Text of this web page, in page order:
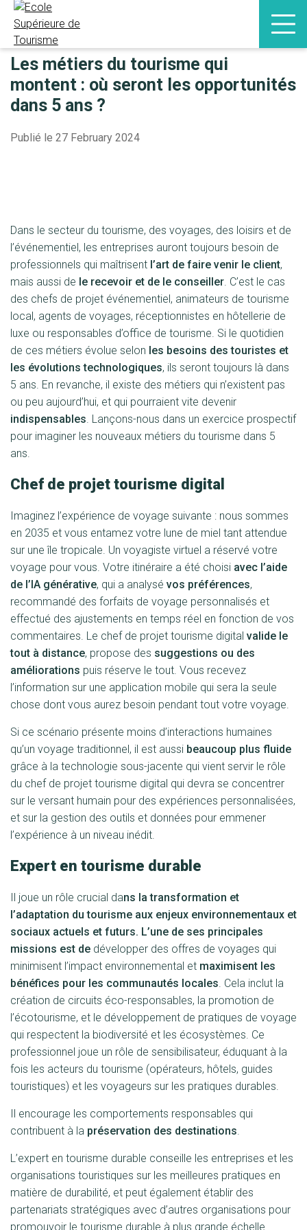
Revenir aux actualités
Les métiers du tourisme qui
montent : où seront les opportunités
dans 5 ans ?
Publié le 27 February 2024
Dans le secteur du tourisme, des voyages, des loisirs et de
l’événementiel, les entreprises auront toujours besoin de
professionnels qui maîtrisent l’art de faire venir le client,
mais aussi de le recevoir et de le conseiller. C’est le cas
des chefs de projet événementiel, animateurs de tourisme
local, agents de voyages, réceptionnistes en hôtellerie de
luxe ou responsables d’office de tourisme. Si le quotidien
de ces métiers évolue selon les besoins des touristes et
les évolutions technologiques, ils seront toujours là dans
5 ans. En revanche, il existe des métiers qui n’existent pas
ou peu aujourd’hui, et qui pourraient vite devenir
indispensables. Lançons-nous dans un exercice prospectif
pour imaginer les nouveaux métiers du tourisme dans 5
ans.
Chef de projet tourisme digital
Imaginez l’expérience de voyage suivante : nous sommes
en 2035 et vous entamez votre lune de miel tant attendue
sur une île tropicale. Un voyagiste virtuel a réservé votre
voyage pour vous. Votre itinéraire a été choisi avec l’aide
de l’IA générative, qui a analysé vos préférences,
recommandé des forfaits de voyage personnalisés et
effectué des ajustements en temps réel en fonction de vos
commentaires. Le chef de projet tourisme digital valide le
tout à distance, propose des suggestions ou des
améliorations puis réserve le tout. Vous recevez
l’information sur une application mobile qui sera la seule
chose dont vous aurez besoin pendant tout votre voyage.
Si ce scénario présente moins d’interactions humaines
qu’un voyage traditionnel, il est aussi beaucoup plus fluide
grâce à la technologie sous-jacente qui vient servir le rôle
du chef de projet tourisme digital qui devra se concentrer
sur le versant humain pour des expériences personnalisées,
et sur la gestion des outils et données pour emmener
l’expérience à un niveau inédit.
Expert en tourisme durable
Il joue un rôle crucial dans la transformation et
l’adaptation du tourisme aux enjeux environnementaux et
sociaux actuels et futurs. L’une de ses principales
missions est de développer des offres de voyages qui
minimisent l’impact environnemental et maximisent les
bénéfices pour les communautés locales. Cela inclut la
création de circuits éco-responsables, la promotion de
l’écotourisme, et le développement de pratiques de voyage
qui respectent la biodiversité et les écosystèmes. Ce
professionnel joue un rôle de sensibilisateur, éduquant à la
fois les acteurs du tourisme (opérateurs, hôtels, guides
touristiques) et les voyageurs sur les pratiques durables.
Il encourage les comportements responsables qui
contribuent à la préservation des destinations.
L’expert en tourisme durable conseille les entreprises et les
organisations touristiques sur les meilleures pratiques en
matière de durabilité, et peut également établir des
partenariats stratégiques avec d’autres organisations pour
promouvoir le tourisme durable à plus grande échelle.